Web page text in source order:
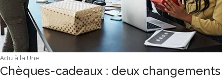
Actu à la Une
Chèques-cadeaux : deux changements